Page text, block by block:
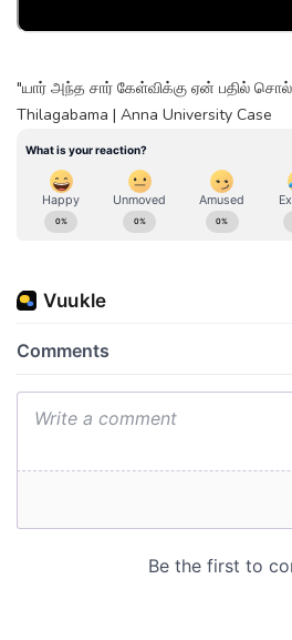
"யார் அந்த சார் கேள்விக்கு ஏன் பதில்
Thilagabama | Anna University Case